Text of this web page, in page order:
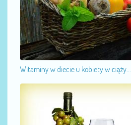
Witaminy w diecie u kobiety w ciąży...